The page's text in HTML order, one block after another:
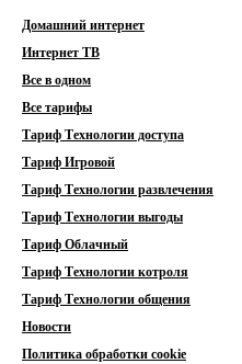
Домашний интернет
Интернет ТВ
Все в одном
Все тарифы
Тариф Технологии доступа
Тариф Игровой
Тариф Технологии развлечения
Тариф Технологии выгоды
Тариф Облачный
Тариф Технологии котроля
Тариф Технологии общения
Новости
Политика обработки cookie